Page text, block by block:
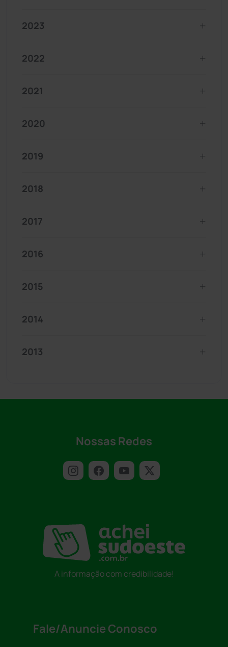
2023
2022
2021
2020
2019
2018
2017
2016
2015
2014
2013
Nossas Redes
A informação com credibilidade!
Fale/Anuncie Conosco